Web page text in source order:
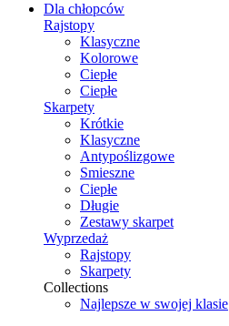
Dla chłopców
Rajstopy
Klasyczne
Kolorowe
Ciepłe
Ciepłe
Skarpety
Krótkie
Klasyczne
Antypoślizgowe
Smieszne
Ciepłe
Długie
Zestawy skarpet
Wyprzedaż
Rajstopy
Skarpety
Collections
Najlepsze w swojej klasie